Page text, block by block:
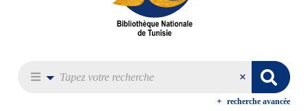
recherche avancée